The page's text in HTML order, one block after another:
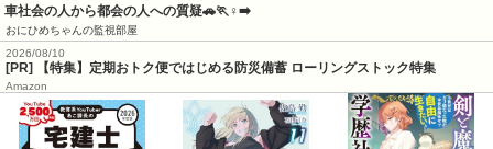
車社会の人から都会の人への質疑🚗🏃♀️➡️
おにひめちゃんの監視部屋
2026/08/10
[PR] 【特集】定期おトク便ではじめる防災備蓄 ローリングストック特集
Amazon